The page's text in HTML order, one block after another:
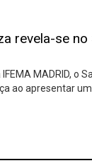
revela-se no
MADRID, o
ao apresentar